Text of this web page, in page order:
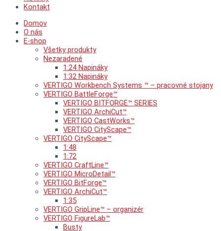
Kontakt
Domov
O nás
E-shop
Všetky produkty
Nezaradené
1:24 Napináky
1:32 Napináky
VERTIGO Workbench Systems ™ – pracovné stojany
VERTIGO BattleForge™
VERTIGO BITFORGE™ SERIES
VERTIGO ArchiCut™
VERTIGO CastWorks™
VERTIGO CityScape™
VERTIGO CityScape™
1:48
1:72
VERTIGO CraftLine™
VERTIGO MicroDetail™
VERTIGO BitForge™
VERTIGO ArchiCut™
1:35
VERTIGO GripLine™ – organizér
VERTIGO FigureLab™
Busty